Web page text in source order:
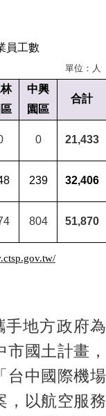
員工數
單位：人
中興
園區
合計
0 21,433
239 32,406
804 51,870
地方政府為
國土計畫，
台中國際機場
，以航空服務